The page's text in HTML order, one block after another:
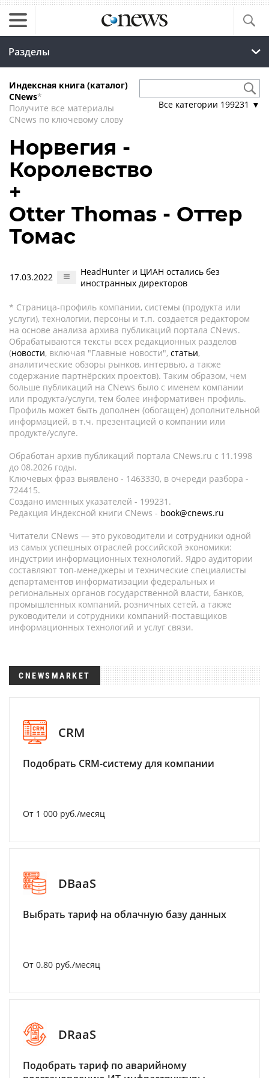
Разделы
Индексная книга (каталог)
CNews*
Получите все материалы
CNews по ключевому слову
Все категории 199231 ▼
Норвегия -
Королевство
+
Otter Thomas - Оттер
Томас
17.03.2022
HeadHunter и ЦИАН остались без
иностранных директоров
* Страница-профиль компании, системы (продукта или
услуги), технологии, персоны и т.п. создается редактором
на основе анализа архива публикаций портала CNews.
Обрабатываются тексты всех редакционных разделов
(новости, включая "Главные новости", статьи,
аналитические обзоры рынков, интервью, а также
содержание партнёрских проектов). Таким образом, чем
больше публикаций на CNews было с именем компании
или продукта/услуги, тем более информативен профиль.
Профиль может быть дополнен (обогащен) дополнительной
информацией, в т.ч. презентацией о компании или
продукте/услуге.
Обработан архив публикаций портала CNews.ru c 11.1998
до 08.2026 годы.
Ключевых фраз выявлено - 1463330, в очереди разбора -
724415.
Создано именных указателей - 199231.
Редакция Индексной книги CNews - book@cnews.ru
Читатели CNews — это руководители и сотрудники одной
из самых успешных отраслей российской экономики:
индустрии информационных технологий. Ядро аудитории
составляют топ-менеджеры и технические специалисты
департаментов информатизации федеральных и
региональных органов государственной власти, банков,
промышленных компаний, розничных сетей, а также
руководители и сотрудники компаний-поставщиков
информационных технологий и услуг связи.
CNEWSMARKET
CRM
Подобрать CRM-систему для компании
От 1 000 руб./месяц
DBaaS
Выбрать тариф на облачную базу данных
От 0.80 руб./месяц
DRaaS
Подобрать тариф по аварийному